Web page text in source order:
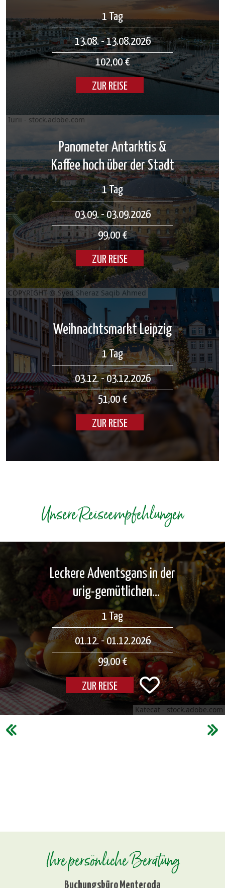
1 Tag
13.08. - 13.08.2026
102,00 €
ZUR REISE
Iurii - stock.adobe.com
Panometer Antarktis &
Kaffee hoch über der Stadt
1 Tag
03.09. - 03.09.2026
99,00 €
ZUR REISE
COPYRIGHT @ Syed Sheraz Saqib Ahmed
Weihnachtsmarkt Leipzig
1 Tag
03.12. - 03.12.2026
51,00 €
ZUR REISE
Unsere Reiseempfehlungen
Katecat - stock.adobe.com
Leckere Adventsgans in der
urig-gemütlichen
Mooshütte und Besuch des
Weihnachtsmarktes in
Hannover
1 Tag
01.12. - 01.12.2026
99,00 €
ZUR REISE
Ihre persönliche Beratung
Buchungsbüro Menteroda